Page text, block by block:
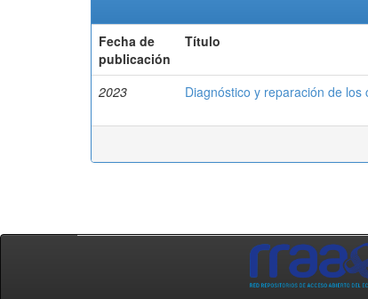
Fecha de
publicación
Título
2023 Diagnóstico y reparación de